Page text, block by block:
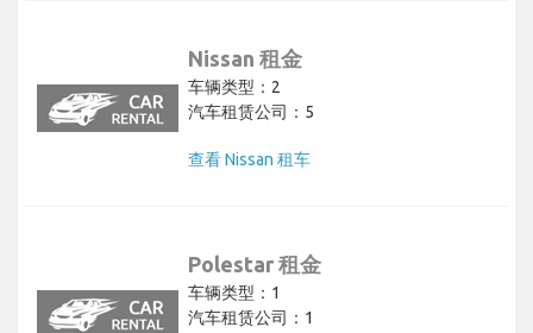
Nissan 租金
车辆类型：2
汽车租赁公司：5
查看 Nissan 租车
Polestar 租金
车辆类型：1
汽车租赁公司：1